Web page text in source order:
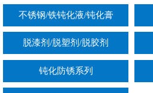
不锈钢/铁钝化液/钝化膏
脱漆剂/脱塑剂/脱胶剂
钝化防锈系列